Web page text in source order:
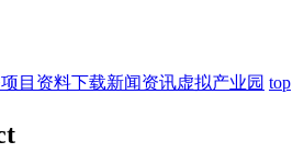
目 资料下载新闻资讯虚拟产业园 top